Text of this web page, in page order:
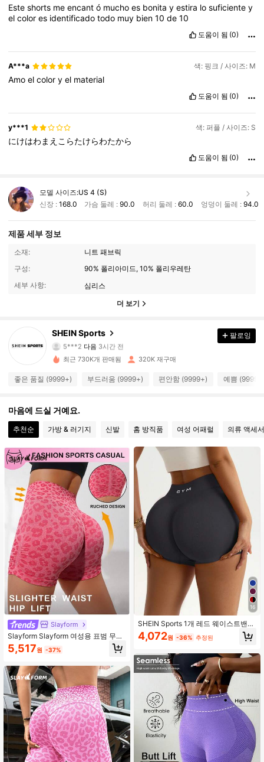
Esteshorts meencantó muchoes bonitayestira losuficientey
elcolores identificadotodo muy bien10de10
도움이 됨 (0)
A***a 색: 핑크 / 사이즈: M
Amoelcoloryel material
도움이 됨 (0)
y***1 색: 퍼플 / 사이즈: S
にけはわまえこらたけらわたから
도움이 됨 (0)
모델 사이즈:US 4 (S)
신장 : 168.0 가슴 둘레 :90.0 허리 둘레 : 60.0 엉덩이 둘레 : 94.0
제품 세부 정보
소재:
니트 패브릭
구성:
90% 폴리아미드, 10% 폴리우레탄
세부 사항:
심리스
더 보기
SHEIN Sports
5***2 다음 3시간 전
4.94
179K 팔로워
4.94 179K 팔로워
4.94 179K 팔로워
4.94 179K 팔로워
4.94 179K 팔로워
4.94 179K 팔로워
179K 팔로워
4.94 179K 팔로워
팔로잉
최근 730K개 판매됨 320K 재구매
좋은 품질 (9999+) 부드러움 (9999+) 편안함 (9999+) 예쁨
마음에 드실 거예요.
추천순 가방 & 러기지 신발 홈 방직품 여성 어패럴 의류 액세
Slayform
Slayform Slayform 여성용 표범 무늬
플리츠 하이웨스트 캐주얼 다용도 일
상 여행 스포츠 반바지
5,517원 -37%
16
SHEIN Sports 1개 레드 웨이스트밴드
스포츠 반바지, 이음새 없는 니트 고탄
성 편안한 요가, 피트니스, 야외 스포
4,072원 -36% 추정된